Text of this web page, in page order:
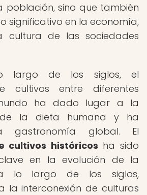
sino que también
significativo en la economía,
de las sociedades
largo de los siglos, el
cultivos entre diferentes
ha dado lugar a la
de la dieta humana y ha
gastronomía global. El
cultivos históricos ha sido
en la evolución de la
a lo largo de los siglos,
la interconexión de culturas